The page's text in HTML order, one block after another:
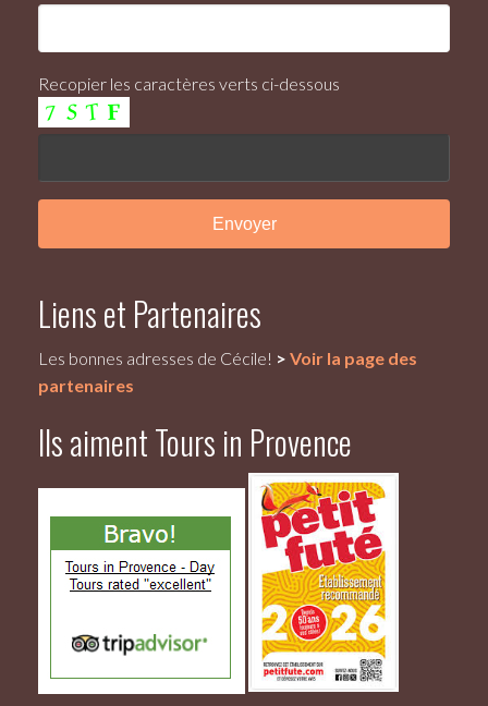
Recopier les caractères verts ci-dessous
Liens et Partenaires
Les bonnes adresses de Cécile! > Voir la page des
partenaires
Ils aiment Tours in Provence